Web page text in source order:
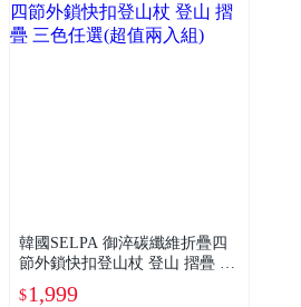
韓國SELPA 御淬碳纖維折疊四
節外鎖快扣登山杖 登山 摺疊 三
色任選(超值兩入組)
$1,999